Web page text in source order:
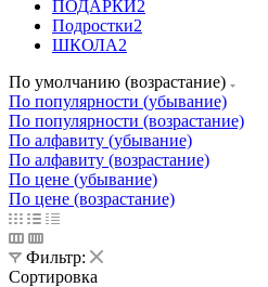
ПОДАРКИ2
Подростки2
ШКОЛА2
По умолчанию (возрастание)
По популярности (убывание)
По популярности (возрастание)
По алфавиту (убывание)
По алфавиту (возрастание)
По цене (убывание)
По цене (возрастание)
Фильтр:
Сортировка